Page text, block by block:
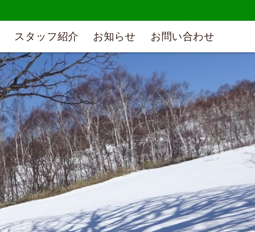
スタッフ紹介 お知らせ お問い合わせ